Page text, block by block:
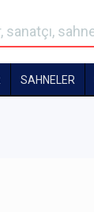
SAHNELER